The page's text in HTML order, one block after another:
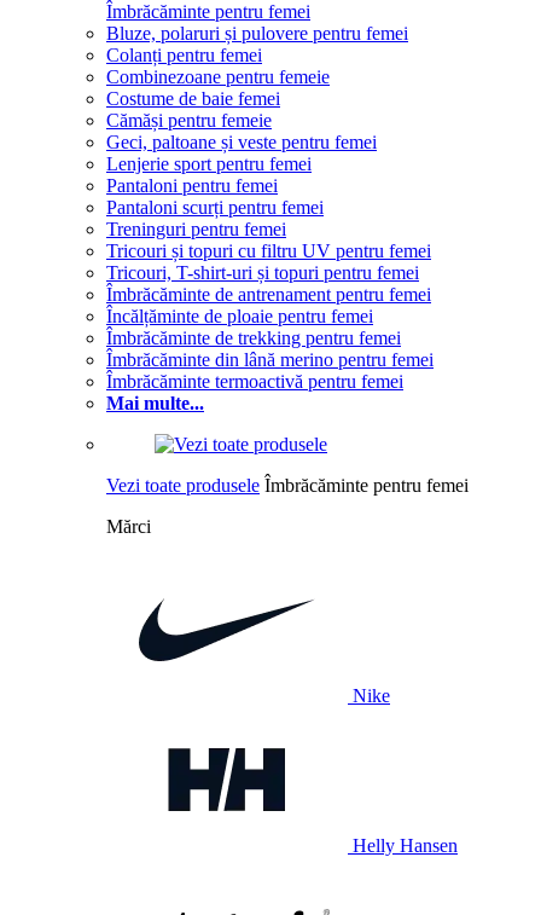
Îmbrăcăminte pentru femei
Bluze, polaruri și pulovere pentru femei
Colanți pentru femei
Combinezoane pentru femeie
Costume de baie femei
Cămăși pentru femeie
Geci, paltoane și veste pentru femei
Lenjerie sport pentru femei
Pantaloni pentru femei
Pantaloni scurți pentru femei
Treninguri pentru femei
Tricouri și topuri cu filtru UV pentru femei
Tricouri, T-shirt-uri și topuri pentru femei
Îmbrăcăminte de antrenament pentru femei
Încălțăminte de ploaie pentru femei
Îmbrăcăminte de trekking pentru femei
Îmbrăcăminte din lână merino pentru femei
Îmbrăcăminte termoactivă pentru femei
Mai multe...
Vezi toate produsele Îmbrăcăminte pentru femei
Mărci
Nike
Helly Hansen